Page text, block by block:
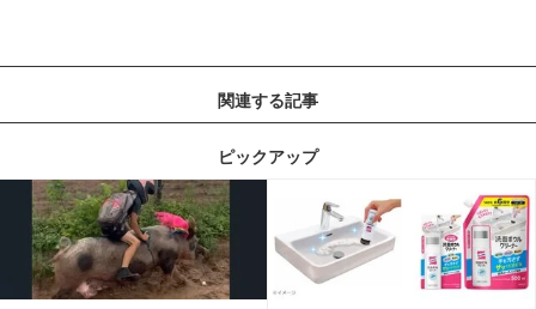
関連する記事
ピックアップ
記事を読む